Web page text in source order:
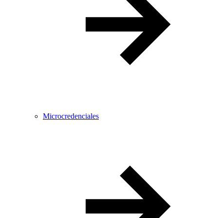
Microcredenciales